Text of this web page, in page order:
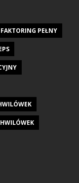
FAKTORING PEŁNY